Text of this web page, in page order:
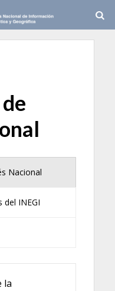
Nacional
del INEGI
la